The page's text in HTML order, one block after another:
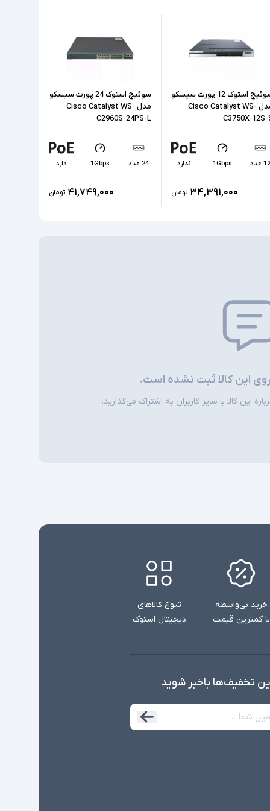
نوع لایسنس IP Base - نرخ ارسال پکتهای دیتا
دارای یک پورت کنسول RJ-45 و یک پورت MGMT
سوئیچ استوک 12 پورت سیسکو
مدل Cisco Catalyst WS-
C3750X-12S-
عدد 1Gbps ندارد
۳۴,۳۹۱,۰۰۰ تومان
سوئیچ استوک 24 پورت سیسکو
مدل Cisco Catalyst WS-
C2960S-24PS-L
24 عدد 1Gbps دارد
۴۱,۷۴۹,۰۰۰ تومان
این کالا ثبت نشده است.
این کالا با سایر کاربران به اشتراک می‌گذارید.
خرید بی‌واسطه
با کمترین قیمت
تنوع کالاهای
دیجیتال استوک
تخفیف‌ها با‌خبر شوید